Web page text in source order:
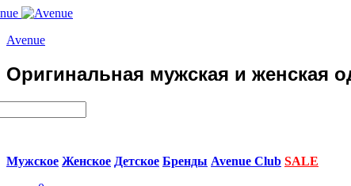
Avenue
Оригинальная мужская и женская
Мужское Женское Детское Бренды Avenue Club SALE